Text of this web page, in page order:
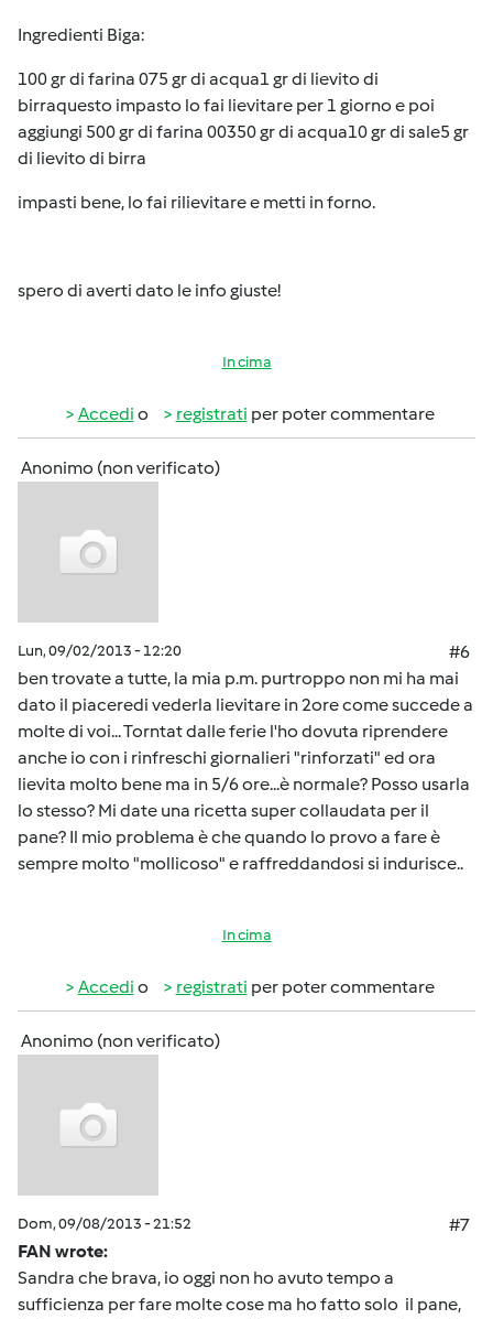
Ingredienti Biga:
100 gr di farina 075 gr di acqua1 gr di lievito di
birraquesto impasto lo fai lievitare per 1 giorno e poi
aggiungi 500 gr di farina 00350 gr di acqua10 gr di sale5 gr
di lievito di birra
impasti bene, lo fai rilievitare e metti in forno.
spero di averti dato le info giuste!
In cima
Accedi o registrati per poter commentare
Anonimo (non verificato)
Lun, 09/02/2013 - 12:20
#6
ben trovate a tutte, la mia p.m. purtroppo non mi ha mai
dato il piaceredi vederla lievitare in 2ore come succede a
molte di voi... Torntat dalle ferie l'ho dovuta riprendere
anche io con i rinfreschi giornalieri "rinforzati" ed ora
lievita molto bene ma in 5/6 ore...è normale? Posso usarla
lo stesso? Mi date una ricetta super collaudata per il
pane? Il mio problema è che quando lo provo a fare è
sempre molto "mollicoso" e raffreddandosi si indurisce..
In cima
Accedi o registrati per poter commentare
Anonimo (non verificato)
Dom, 09/08/2013 - 21:52
#7
FAN wrote:
Sandra che brava, io oggi non ho avuto tempo a
sufficienza per fare molte cose ma ho fatto solo il pane,